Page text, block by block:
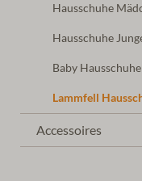
Hausschuhe
Hausschuhe
Baby Hausschuhe
Lammfell
Accessoires